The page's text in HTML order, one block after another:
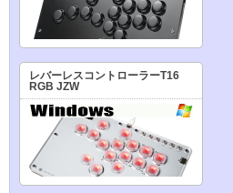
レバーレスコントローラーT16
RGB JZW